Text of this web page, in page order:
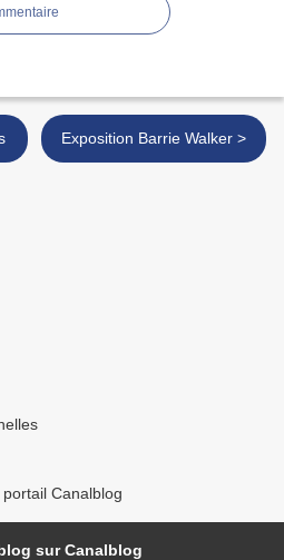
Exposition Barrie Walker >
Canalblog
sur Canalblog